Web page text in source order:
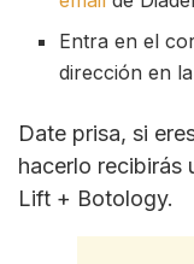
Entra en el
dirección en
Date prisa, si
hacerlo recibirás
Lift + Botology.